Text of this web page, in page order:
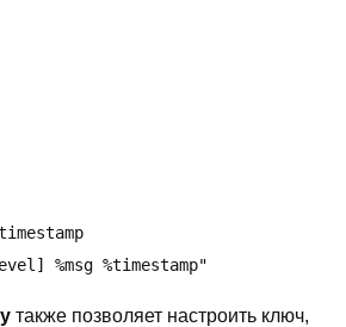
также позволяет настроить ключ,